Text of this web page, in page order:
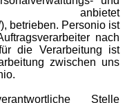
anbietet
betrieben. Personio ist
nach
die Verarbeitung ist
zwischen uns
Stelle